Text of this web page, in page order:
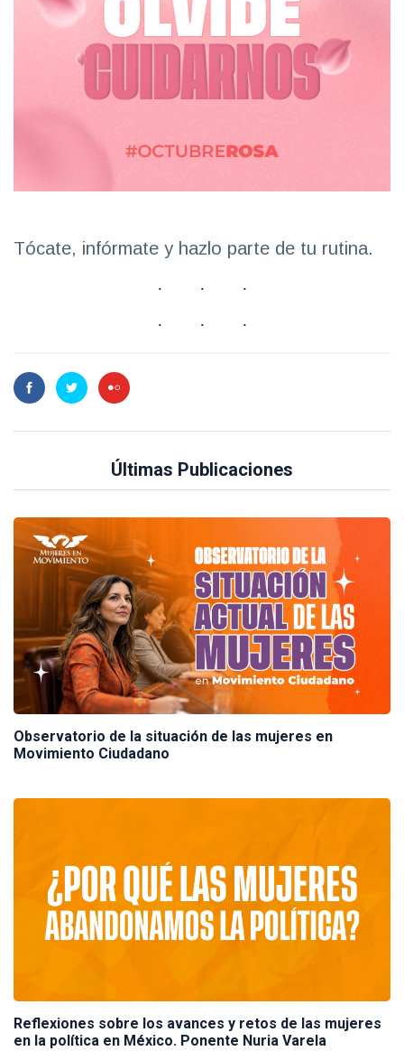
Tócate, infórmate y hazlo parte de tu rutina.
Últimas Publicaciones
Observatorio de la situación de las mujeres en
Movimiento Ciudadano
Reflexiones sobre los avances y retos de las mujeres
en la política en México. Ponente Nuria Varela